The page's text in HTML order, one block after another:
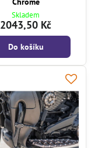
Skladem
2043,50 Kč
Do košíku